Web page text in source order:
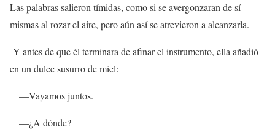
Las palabras salieron tímidas, como si se avergonzaran de sí
mismas al rozar el aire, pero aún así se atrevieron a alcanzarla.
Y antes de que él terminara de afinar el instrumento, ella añadió
en un dulce susurro de miel:
—Vayamos juntos.
—¿A dónde?